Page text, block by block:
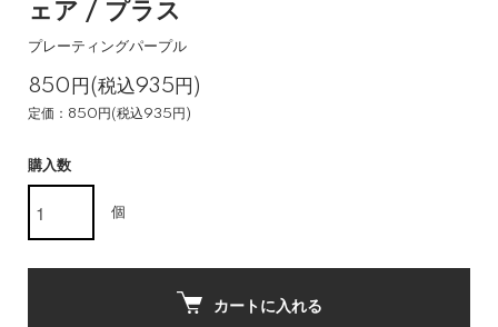
ェア / プラス
プレーティングパープル
850円(税込935円)
定価：850円(税込935円)
購入数
個
カートに入れる